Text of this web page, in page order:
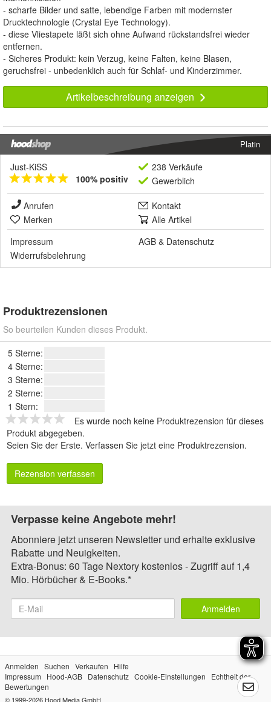
- scharfe Bilder und satte, lebendige Farben mit modernster
Drucktechnologie (Crystal Eye Technology).
- diese Vliestapete läßt sich ohne Aufwand rückstandsfrei wieder
entfernen.
- Sicheres Produkt: kein Verzug, keine Falten, keine Blasen,
geruchsfrei - unbedenklich auch für Schlaf- und Kinderzimmer.
Artikelbeschreibung anzeigen
Platin
Just-KiSS
100% positiv
238 Verkäufe
Gewerblich
Anrufen
Kontakt
Merken
Alle Artikel
Impressum
AGB & Datenschutz
Widerrufsbelehrung
Produktrezensionen
So beurteilen Kunden dieses Produkt.
5 Sterne:
4 Sterne:
3 Sterne:
2 Sterne:
1 Stern:
Es wurde noch keine Produktrezension für dieses
Produkt abgegeben.
Seien Sie der Erste. Verfassen Sie jetzt eine Produktrezension.
Rezension verfassen
Verpasse keine Angebote mehr!
Abonniere jetzt unseren Newsletter und erhalte exklusive
Rabatte und Neuigkeiten.
Extra-Bonus: 60 Tage Nextory kostenlos - Zugriff auf 1,4
Mio. Hörbücher & E-Books.*
Anmelden
Anmelden Suchen Verkaufen
Hilfe
Impressum
Hood-AGB Datenschutz Cookie-Einstellungen
Echtheit der
Bewertungen
© 1999-2026 Hood Media GmbH